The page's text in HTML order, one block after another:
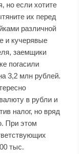
но если хотите
их перед
различной
и кучерявые
заемщики
погасили
3,2 млн рублей.
в рубли и
налог, но вряд
При этом
тыс.